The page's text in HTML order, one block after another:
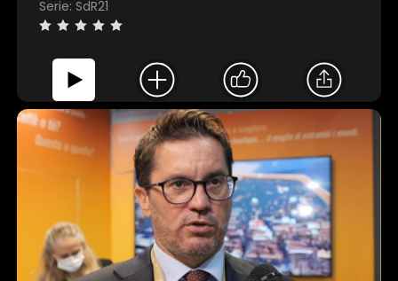
Serie: SdR21